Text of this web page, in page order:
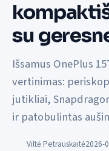
su
Išsamus OnePlus
vertinimas:
jutikliai,
ir patobulintas
Viltė Petrauskaitė2026-